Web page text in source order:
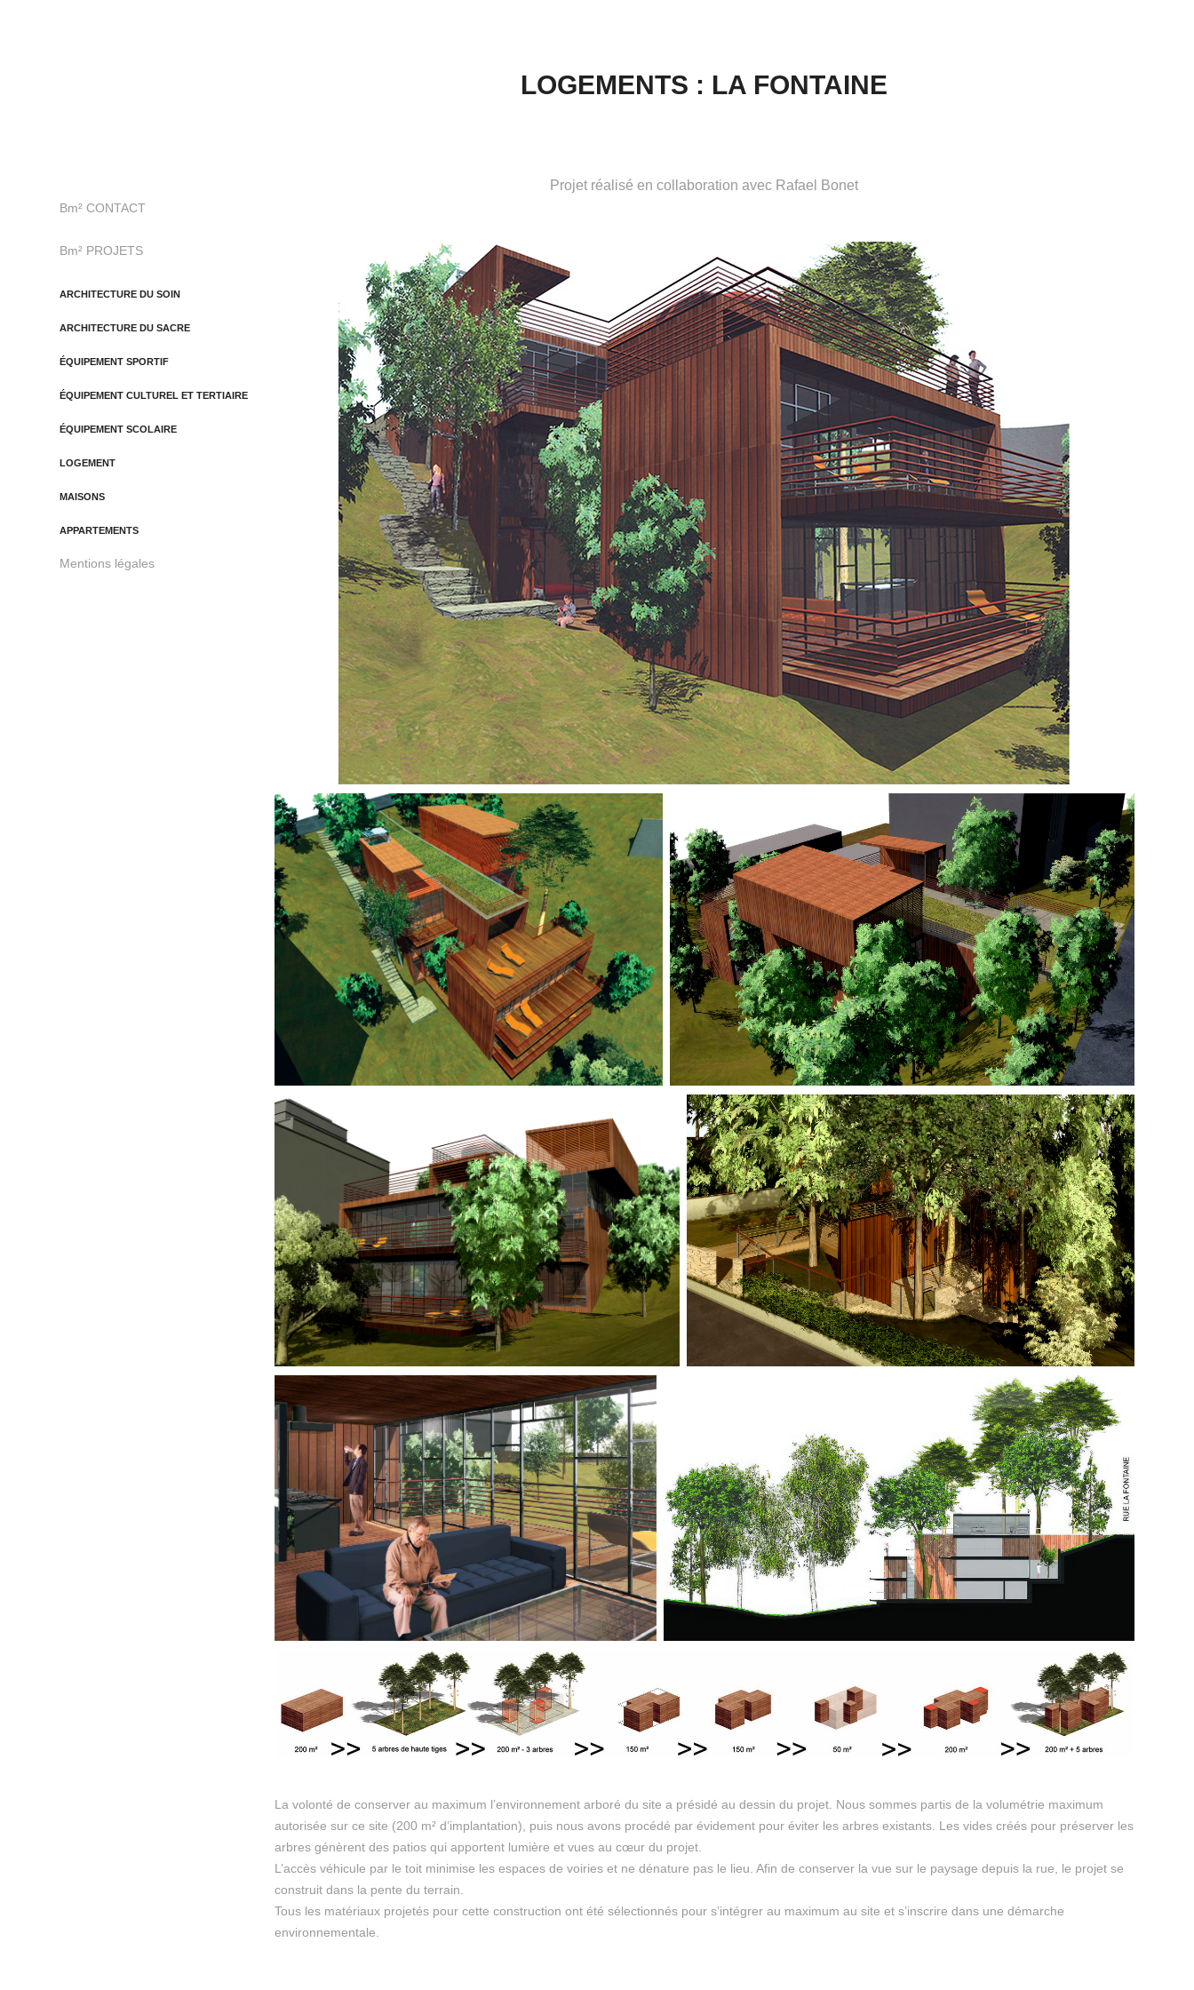
Bm² CONTACT
Bm² PROJETS
ARCHITECTURE DU SOIN
ARCHITECTURE DU SACRE
ÉQUIPEMENT SPORTIF
ÉQUIPEMENT CULTUREL ET TERTIAIRE
ÉQUIPEMENT SCOLAIRE
LOGEMENT
MAISONS
APPARTEMENTS
Mentions légales
LOGEMENTS : LA FONTAINE
Projet réalisé en collaboration avec Rafael Bonet
La volonté de conserver au maximum l’environnement arboré du site a présidé au dessin du projet. Nous sommes partis de la volumétrie maximum
autorisée sur ce site (200 m² d’implantation), puis nous avons procédé par évidement pour éviter les arbres existants. Les vides créés pour préserver les
arbres génèrent des patios qui apportent lumière et vues au cœur du projet.
L’accès véhicule par le toit minimise les espaces de voiries et ne dénature pas le lieu. Afin de conserver la vue sur le paysage depuis la rue, le projet se
construit dans la pente du terrain.
Tous les matériaux projetés pour cette construction ont été sélectionnés pour s’intégrer au maximum au site et s’inscrire dans une démarche
environnementale.